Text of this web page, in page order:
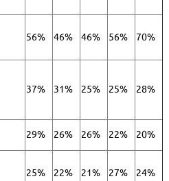
56% 46% 46% 56% 70%
37% 31% 25% 25% 28%
29% 26% 26% 22% 20%
25% 22% 21% 27% 24%